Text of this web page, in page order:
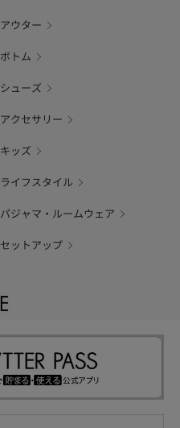
アウター
ボトム
シューズ
アクセサリー
キッズ
ライフスタイル
パジャマ・ルームウェア
セットアップ